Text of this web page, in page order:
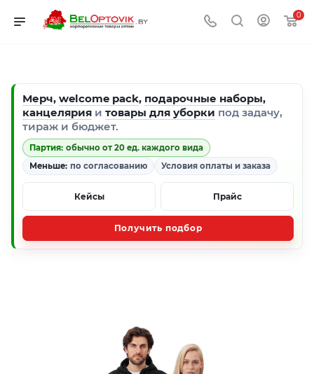
0
Мерч, welcome pack, подарочные наборы,
канцелярия и товары для уборки под задачу,
тираж и бюджет.
Партия: обычно от 20 ед. каждого вида
Меньше: по согласованию Условия оплаты и заказа
Кейсы Прайс
Получить подбор